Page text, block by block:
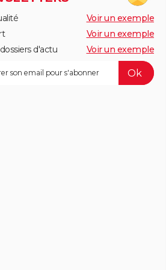
Voir un exemple
Voir un exemple
d'actu
Voir un exemple